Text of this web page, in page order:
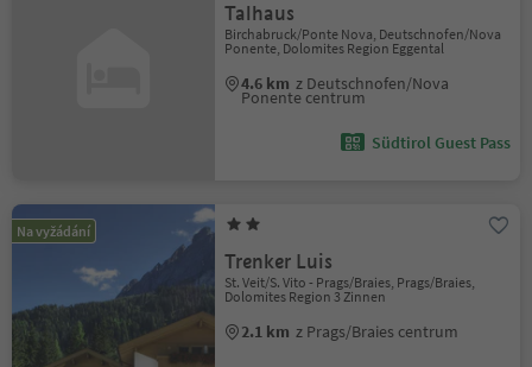
Talhaus
Birchabruck/Ponte Nova, Deutschnofen/Nova
Ponente, Dolomites Region Eggental
4.6 km z Deutschnofen/Nova
Ponente centrum
Südtirol Guest Pass
Na vyžádání
Trenker Luis
St. Veit/S. Vito - Prags/Braies, Prags/Braies,
Dolomites Region 3 Zinnen
2.1 km z Prags/Braies centrum